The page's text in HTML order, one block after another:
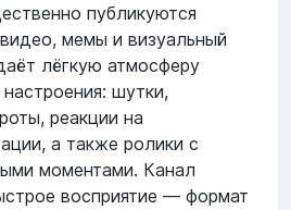
публикуются
мемы и визуальный
лёгкую атмосферу
шутки,
реакции на
а также ролики с
моментами. Канал
восприятие — формат